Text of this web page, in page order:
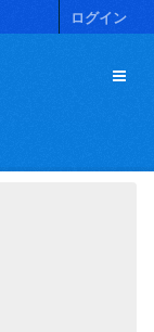
ログイン